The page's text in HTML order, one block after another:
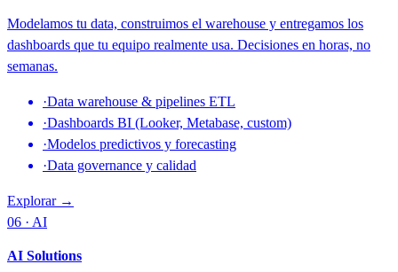
Modelamos tu data, construimos el warehouse y entregamos los
dashboards que tu equipo realmente usa. Decisiones en horas, no
semanas.
·Data warehouse & pipelines ETL
·Dashboards BI (Looker, Metabase, custom)
·Modelos predictivos y forecasting
·Data governance y calidad
Explorar →
06 · AI
AI Solutions